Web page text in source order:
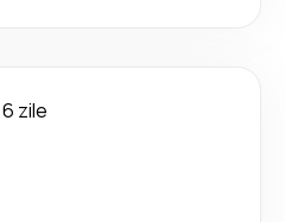
6 zile